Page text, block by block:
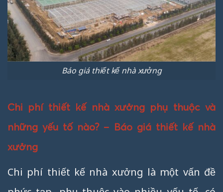
Báo giá thiết kế nhà xưởng
Chi phí thiết kế nhà xưởng phụ thuộc và
những yếu tố nào? – Báo giá thiết kế nhà
xưởng
Chi phí thiết kế nhà xưởng là một vấn đề